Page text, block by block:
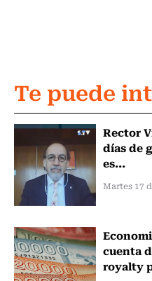
Te puede
Rector
días de
es...
Martes 17
cuenta
royalty